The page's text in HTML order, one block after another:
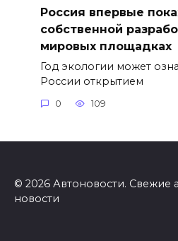
Россия впервые
собственной
мировых площадках
Год экологии может
России открытием
0 109
© 2026 Автоновости. Свежие
новости